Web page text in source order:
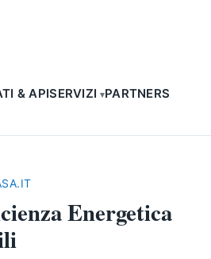
& APISERVIZI PARTNERS
Energetica